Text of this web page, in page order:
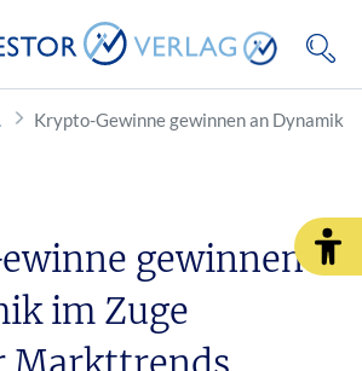
Krypto-Gewinne gewinnen an Dynamik
gewinnen
im Zuge